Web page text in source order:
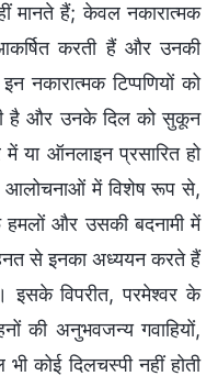
मानते हैं; केवल नकारात्मक
करती हैं और उनकी
नकारात्मक टिप्पणियों को
है और उनके दिल को सुकून
में या ऑनलाइन प्रसारित हो
आलोचनाओं में विशेष रूप से,
और उसकी बदनामी में
से इनका अध्ययन करते हैं
इसके विपरीत, परमेश्वर के
की अनुभवजन्य गवाहियों,
कोई दिलचस्पी नहीं होती